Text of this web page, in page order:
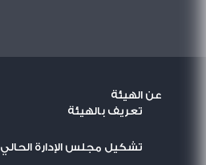
عن الهيئة
تعريف بالهيئة
تشكيل مجلس الإدارة الحالي